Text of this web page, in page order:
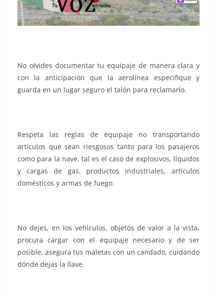
No olvides documentar tu equipaje de manera clara y
con la anticipación que la aerolínea especifique y
guarda en un lugar seguro el talón para reclamarlo.
Respeta las reglas de equipaje no transportando
artículos que sean riesgosos tanto para los pasajeros
como para la nave, tal es el caso de explosivos, líquidos
y cargas de gas, productos industriales, artículos
domésticos y armas de fuego.
No dejes, en los vehículos, objetos de valor a la vista,
procura cargar con el equipaje necesario y de ser
posible, asegura tus maletas con un candado, cuidando
dónde dejas la llave.